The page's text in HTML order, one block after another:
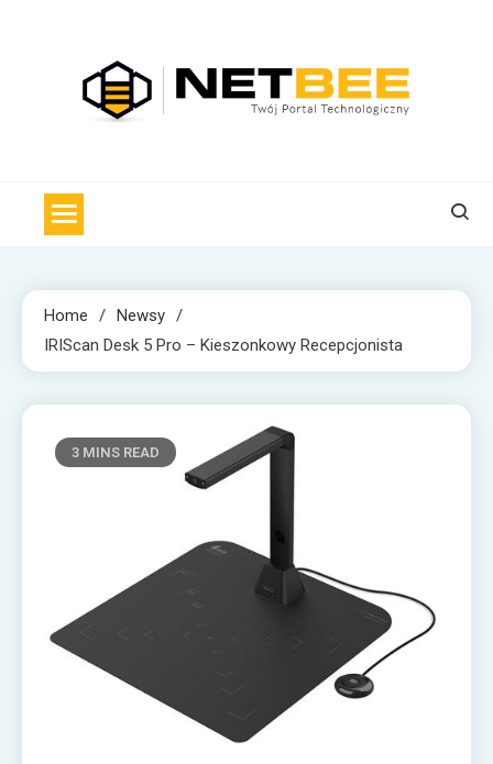
Home
Newsy
IRIScan Desk 5 Pro – Kieszonkowy Recepcjonista
3 MINS READ